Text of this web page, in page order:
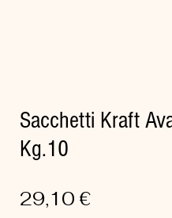
Sacchetti Kraft
Kg.10
29,10 €